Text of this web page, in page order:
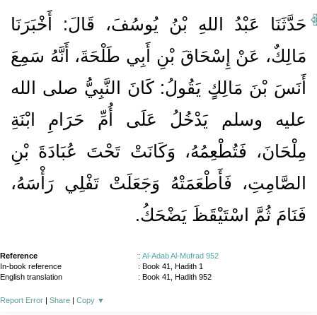
حَدَّثَنَا عَبْدُ اللهِ بْنُ يُوسُفَ، قَالَ‏:‏ أَخْبَرَنَا
مَالِكٌ، عَنْ إِسْحَاقَ بْنِ أَبِي طَلْحَةَ، أَنَّهُ سَمِعَ
أَنَسَ بْنَ مَالِكٍ يَقُولُ‏:‏ كَانَ النَّبِيُّ صلى الله
عليه وسلم يَدْخُلُ عَلَى أُمِّ حَرَامِ ابْنَةِ
مِلْحَانَ، فَتُطْعِمُهُ، وَكَانَتْ تَحْتَ عُبَادَةَ بْنِ
الصَّامِتِ، فَأَطْعَمَتْهُ وَجَعَلَتْ تَفْلِي رَأْسَهُ،
فَنَامَ ثُمَّ اسْتَيْقَظَ يَضْحَكُ‏.‏
Reference : Al-Adab Al-Mufrad 952
In-book reference
: Book 41, Hadith 1
English translation
: Book 41, Hadith 952
Report Error | Share | Copy ▼